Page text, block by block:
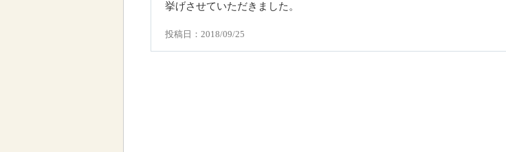
挙げさせていただきました。
投稿日：2018/09/25